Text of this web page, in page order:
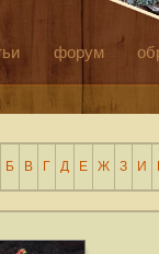
форум
Б В Г Д Е Ж З И